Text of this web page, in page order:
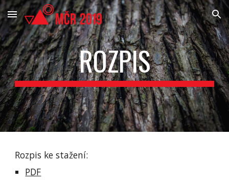
Skip to main content Skip to navigation
ROZPIS
Rozpis ke stažení:
PDF